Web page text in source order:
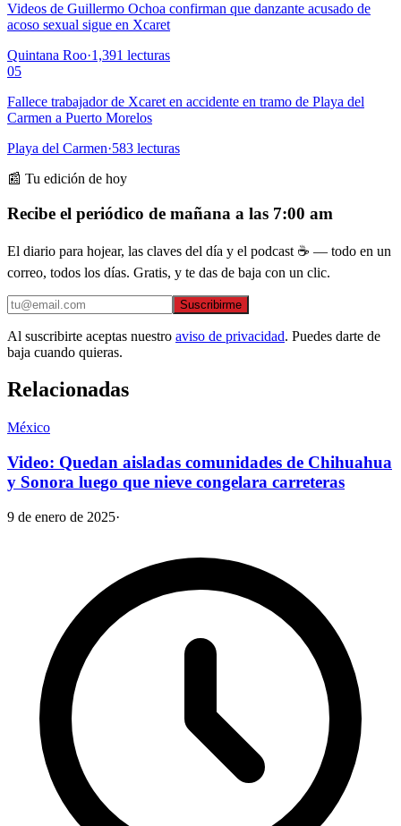
Videos de Guillermo Ochoa confirman que danzante acusado de
acoso sexual sigue en Xcaret
Quintana Roo·1,391 lecturas
05
Fallece trabajador de Xcaret en accidente en tramo de Playa del
Carmen a Puerto Morelos
Playa del Carmen·583 lecturas
📰 Tu edición de hoy
Recibe el periódico de mañana a las 7:00 am
El diario para hojear, las claves del día y el podcast ☕ — todo en un
correo, todos los días. Gratis, y te das de baja con un clic.
Suscribirme
Al suscribirte aceptas nuestro aviso de privacidad. Puedes darte de
baja cuando quieras.
Relacionadas
México
Video: Quedan aisladas comunidades de Chihuahua
y Sonora luego que nieve congelara carreteras
9 de enero de 2025·